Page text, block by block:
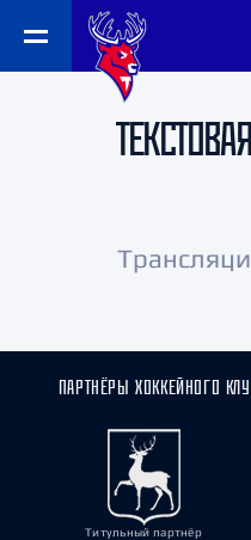
ПАРТНЁРЫ ХОККЕЙНОГО
Титульный партнёр